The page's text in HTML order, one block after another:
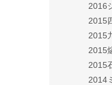
2016
2015
2015
2015
2015
2014